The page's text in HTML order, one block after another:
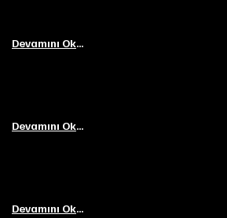
Devamını Oku...
Devamını Oku...
Devamını Oku...